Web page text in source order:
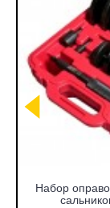
Набор